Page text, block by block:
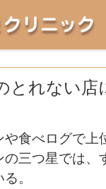
リニック
とれない店
や食べログで上
の三つ星では
。